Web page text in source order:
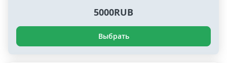
5000RUB
Выбрать